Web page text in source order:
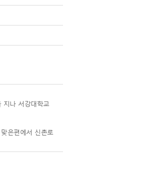
지나 서강대학교
은편에서 신촌로